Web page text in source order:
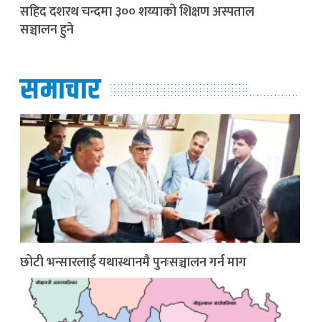
सहिद दशरथ चन्दमा ३०० शय्याको शिक्षण अस्पताल
सञ्चालन हुने
समाचार
छोटी भन्सारलाई यथास्थानमै पुनःसञ्चालन गर्न माग